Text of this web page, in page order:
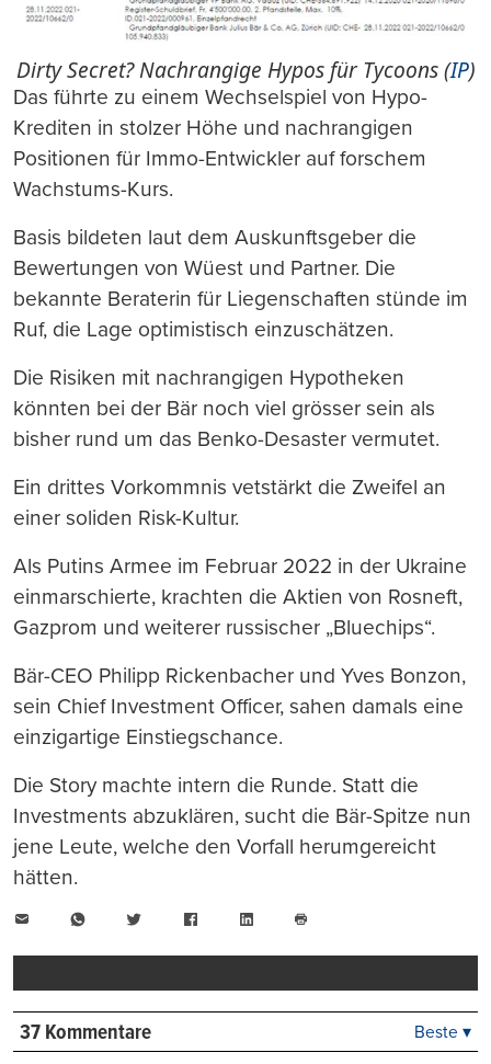
Dirty Secret? Nachrangige Hypos für Tycoons (IP)
Das führte zu einem Wechselspiel von Hypo-
Krediten in stolzer Höhe und nachrangigen
Positionen für Immo-Entwickler auf forschem
Wachstums-Kurs.
Basis bildeten laut dem Auskunftsgeber die
Bewertungen von Wüest und Partner. Die
bekannte Beraterin für Liegenschaften stünde im
Ruf, die Lage optimistisch einzuschätzen.
Die Risiken mit nachrangigen Hypotheken
könnten bei der Bär noch viel grösser sein als
bisher rund um das Benko-Desaster vermutet.
Ein drittes Vorkommnis vetstärkt die Zweifel an
einer soliden Risk-Kultur.
Als Putins Armee im Februar 2022 in der Ukraine
einmarschierte, krachten die Aktien von Rosneft,
Gazprom und weiterer russischer „Bluechips“.
Bär-CEO Philipp Rickenbacher und Yves Bonzon,
sein Chief Investment Officer, sahen damals eine
einzigartige Einstiegschance.
Die Story machte intern die Runde. Statt die
Investments abzuklären, sucht die Bär-Spitze nun
jene Leute, welche den Vorfall herumgereicht
hätten.
WhatsAppTwitter FacebookLinkedIn
drucken
37 Kommentare Beste ▾